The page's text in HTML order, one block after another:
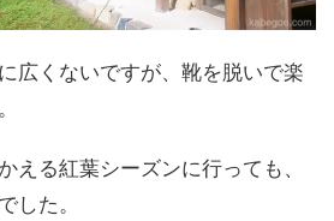
広くないですが、靴を脱いで楽
える紅葉シーズンに行っても、
した。